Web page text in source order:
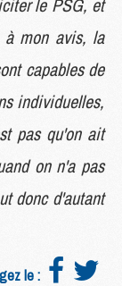
à mon avis, la
capables de
individuelles,
pas qu'on ait
on n'a pas
donc d'autant
le :